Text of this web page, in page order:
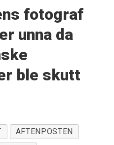
fotograf
unna da
ble skutt
AFTENPOSTEN